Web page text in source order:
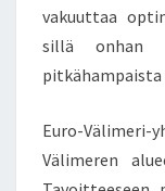
vakuuttaa
sillä onhan
pitkähampaista
Euro-
Välimeren